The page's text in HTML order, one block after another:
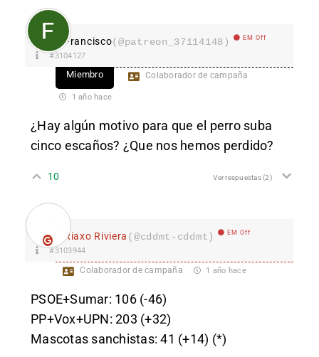
Francisco(@patreon_37114148) EM Off
#3104127
Miembro Colaborador de campaña
1 año hace
¿Hay algún motivo para que el perro suba
cinco escaños? ¿Que nos hemos perdido?
10 Ver respuestas(2)
Riaxo Riviera (@cddmt-cddmt) EM Off
#3103944
Colaborador de campaña 1 año hace
PSOE+Sumar: 106 (-46)
PP+Vox+UPN: 203 (+32)
Mascotas sanchistas: 41 (+14) (*)